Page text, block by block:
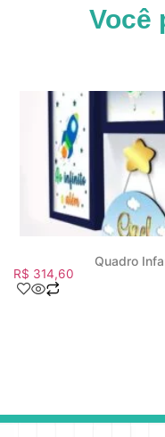
Você
Quadro
R$ 314,60